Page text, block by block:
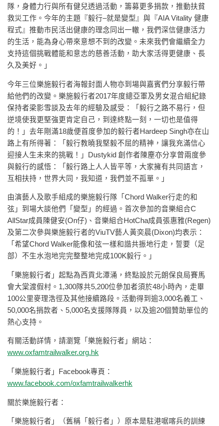
隊，身體力行與所有健兒透過活動，籌募更多捐款，推動扶貧
救災工作。今年的主題『毅行–就是變型』與『AIA Vitality 健康
程式』推動市民活出健康的理念同出一轍，我們深信健康活力
的生活，能為身心帶來意想不到的改變。未來我們會繼續全力
支持這個挑戰體能和意志的慈善活動，助大家活得更健康、長
久及美好。」
今年三位樂施毅行者海報封面人物亦到場與嘉賓們分享毅行帶
給他們的改變。樂施毅行者2017年度總亞軍及男女混合組紀錄
保持者梁影雪談及去年的經驗及感受：「毅行之路不易行，但
逆境使我更堅強更肯定自己，到達終點一刻，一切也是值得
的！」去年剛滿18歲便首度參加的毅行者Hardeep Singh亦在山
路上有所得著：「毅行教曉我堅毅不屈的精神，讓我充滿信心
迎接人生未來的挑戰！」Dustykid 創作者陳塵亦分享曾兩度參
與毅行的感悟：「毅行路上人人皆平等，大家擁有共同語言，
互相扶持，世界大同，我知道，我們並不孤單。」
由演藝人及歌手組成的樂施毅行隊「Chord Walker行走的和
弦」到場大談他們「變型」的經過。首次參加的音樂組合C
AllStar成員陳健安(On仔)、音樂組合HotCha成員張惠雅(Regen)
及第二次參與樂施毅行者的ViuTV藝人黃奕晨(Dixon)均表示：
「希望Chord Walker能像和弦一樣和諧共振地行走，誓要（足
部）不生水泡地完完整整地完成100K毅行。」
「樂施毅行者」起點為西貢北潭涌，終點設於元朗保良局賽馬
會大棠渡假村。1,300隊共5,200位參加者須於48小時內，走畢
100公里麥理浩徑及其他接續路段。活動得到逾3,000名義工、
50,000名捐款者、5,000名支援隊隊員，以及逾20個贊助單位的
熱心支持。
有關活動詳情，請瀏覽「樂施毅行者」網站：
www.oxfamtrailwalker.org.hk
「樂施毅行者」Facebook專頁：
www.facebook.com/oxfamtrailwalkerhk
關於樂施毅行者：
「樂施毅行者」（舊稱「毅行者」）原本是駐港啹喀兵的訓練